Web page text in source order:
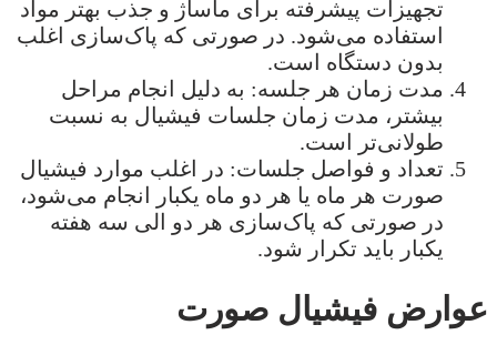
تجهیزات پیشرفته برای ماساژ و جذب بهتر مواد
استفاده می‌شود. در صورتی که پاک‌سازی اغلب
بدون دستگاه است.
مدت زمان هر جلسه: به دلیل انجام مراحل
بیشتر، مدت زمان جلسات فیشیال به نسبت
طولانی‌تر است.
تعداد و فواصل جلسات: در اغلب موارد فیشیال
صورت هر ماه یا هر دو ماه یکبار انجام می‌شود،
در صورتی که پاک‌سازی هر دو الی سه هفته
یکبار باید تکرار شود.
عوارض فیشیال صورت